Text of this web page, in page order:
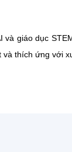
và giáo dục
thích ứng với